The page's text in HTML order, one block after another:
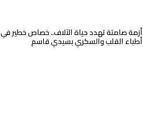
أزمة صامتة تهدد حياة الآلاف.. خصاص خطير في
أطباء القلب والسكري بسيدي قاسم